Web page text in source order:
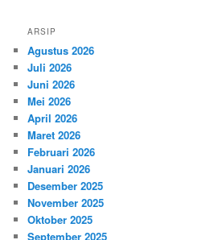
ARSIP
Agustus 2026
Juli 2026
Juni 2026
Mei 2026
April 2026
Maret 2026
Februari 2026
Januari 2026
Desember 2025
November 2025
Oktober 2025
September 2025